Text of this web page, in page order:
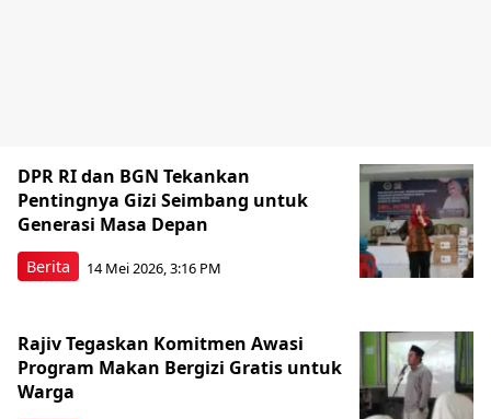
Berita
DPR RI dan BGN Tekankan
Pentingnya Gizi Seimbang untuk
Generasi Masa Depan
14 Mei 2026, 3:16 PM
Rajiv Tegaskan Komitmen Awasi
Program Makan Bergizi Gratis untuk
Warga